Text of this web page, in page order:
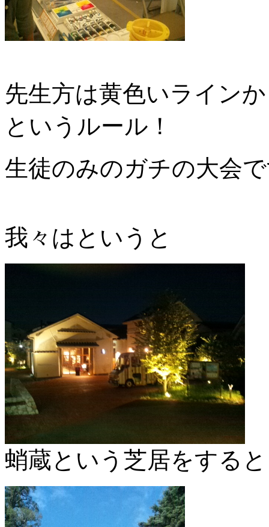
先生方は黄色いライン
というルール！
生徒のみのガチの大会
我々はというと
蛸蔵という芝居をする